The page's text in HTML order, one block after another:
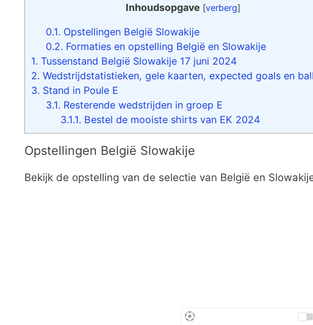
Inhoudsopgave [verberg]
0.1. Opstellingen België Slowakije
0.2. Formaties en opstelling België en Slowakije
1. Tussenstand België Slowakije 17 juni 2024
2. Wedstrijdstatistieken, gele kaarten, expected goals en
3. Stand in Poule E
3.1. Resterende wedstrijden in groep E
3.1.1. Bestel de mooiste shirts van EK 2024
Opstellingen België Slowakije
Bekijk de opstelling van de selectie van België en